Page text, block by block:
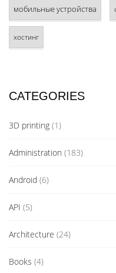
мобильные устройства
хостинг
CATEGORIES
3D printing (1)
Administration (183)
Android (6)
API (5)
Architecture (24)
Books (4)